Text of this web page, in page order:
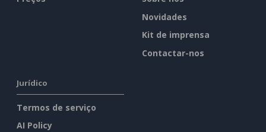
Novidades
Kit de imprensa
Contactar-nos
Jurídico
Termos de serviço
AI Policy